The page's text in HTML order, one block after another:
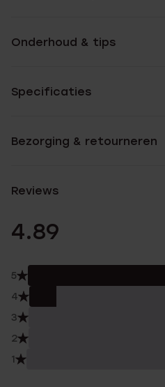
Onderhoud & tips
Specificaties
Bezorging & retourneren
Reviews
4.89
5
4
3
2
1